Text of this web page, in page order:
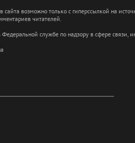
сайта возможно только с гиперссылкой на
читателей.
Федеральной службе по надзору в сфере